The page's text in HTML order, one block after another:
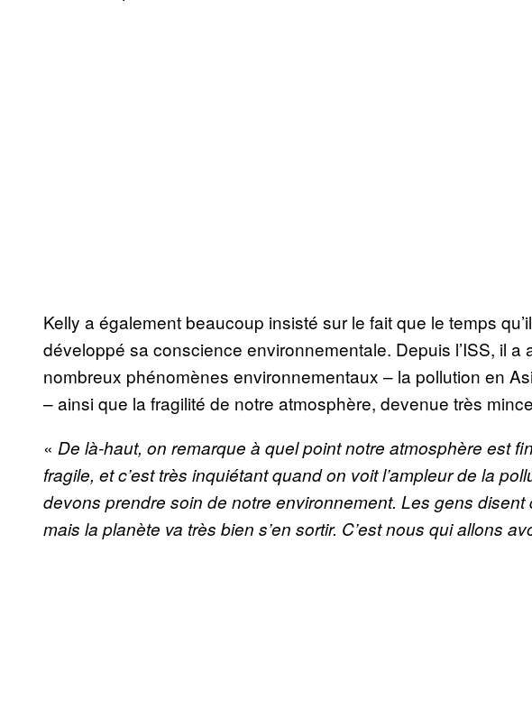
Kelly a également beaucoup insisté sur le fait que le temps
développé sa conscience environnementale. Depuis l’ISS, il a
nombreux phénomènes environnementaux – la pollution en
– ainsi que la fragilité de notre atmosphère, devenue très
« De là-haut, on remarque à quel point notre atmosphère est
fragile, et c’est très inquiétant quand on voit l’ampleur de la
devons prendre soin de notre environnement. Les gens disent
mais la planète va très bien s’en sortir. C’est nous qui allons